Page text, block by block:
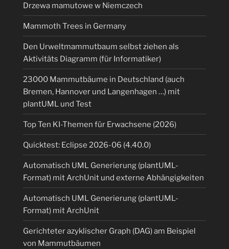
Drzewa mamutowe w Niemczech
Mammoth Trees in Germany
Den Urweltmammutbaum selbst ziehen als
Aktivitäts Diagramm (für Informatiker)
23000 Mammutbäume in Deutschland (auch
Bremen, Hannover und Langenhagen …) mit
plantUML und Test
Top Ten KI-Themen für Erwachsene (2026)
Quicktest: Eclipse 2026-06 (4.40.0)
Automatisch UML Generierung (plantUML-
Format) mit ArchUnit und externe Abhängigkeiten
Automatisch UML Generierung (plantUML-
Format) mit ArchUnit
Gerichteter azyklischer Graph (DAG) am Beispiel
von Mammutbäumen